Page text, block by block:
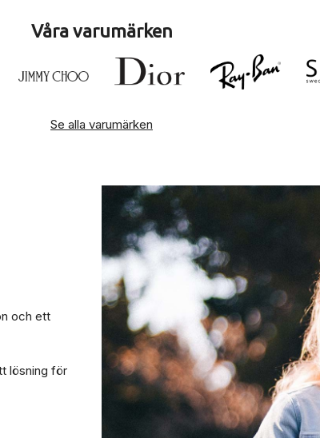
Våra varumärken
Se alla varumärken
och ett
lösning för